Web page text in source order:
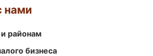
нами
районам
бизнеса